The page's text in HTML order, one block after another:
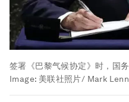
签署《巴黎气候协定》时，国
Image: 美联社照片/ Mark